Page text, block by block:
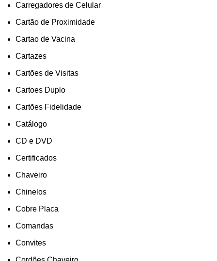
Carregadores de Celular
Cartão de Proximidade
Cartao de Vacina
Cartazes
Cartões de Visitas
Cartoes Duplo
Cartões Fidelidade
Catálogo
CD e DVD
Certificados
Chaveiro
Chinelos
Cobre Placa
Comandas
Convites